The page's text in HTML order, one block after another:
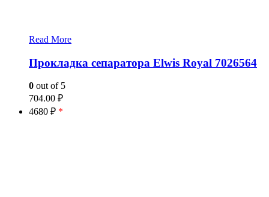
Read More
Прокладка сепаратора Elwis Royal 7026564
0 out of 5
704.00 ₽
4680 ₽ *